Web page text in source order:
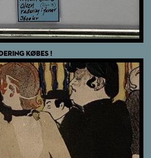
KØBES !